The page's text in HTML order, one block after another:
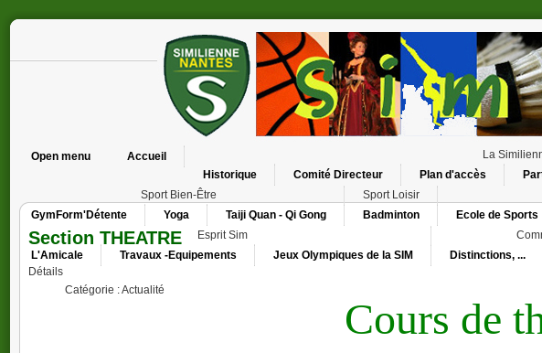
Vous avez ri, vibré, parfois été émus avec nous… et aujourd’hui, nous
Open menu Accueil
La
Historique
Comité Directeur Plan d'accès
Sport Bien-Être
GymForm'Détente
Yoga Taiji Quan - Qi Gong
Sport Loisir
Badminton
Ecole de Sports
Esprit Sim
L'Amicale
Travaux -Equipements Jeux Olympiques de la SIM
Distinctions, ...
Section THEATRE
Détails
Catégorie :Actualité
Cours de